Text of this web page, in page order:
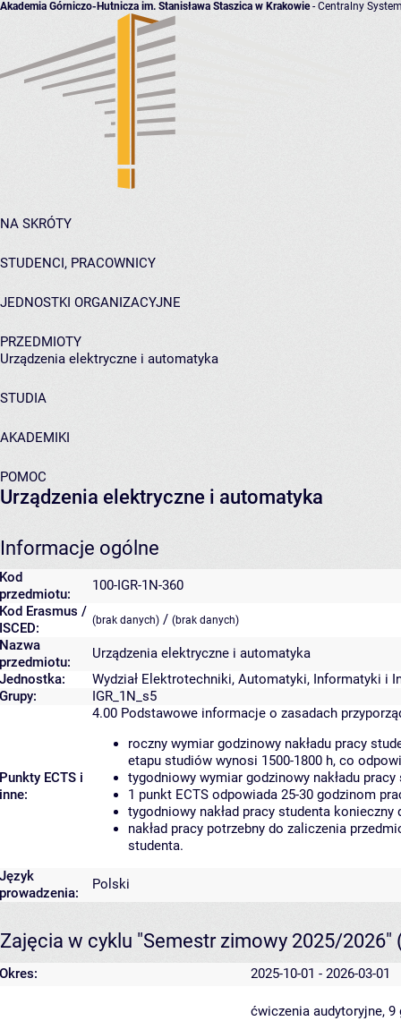
Akademia Górniczo-Hutnicza im. Stanisława Staszica w Krakowie- Centralny
NA SKRÓTY
STUDENCI, PRACOWNICY
JEDNOSTKI ORGANIZACYJNE
PRZEDMIOTY
Urządzenia elektryczne i automatyka
STUDIA
AKADEMIKI
POMOC
Urządzenia elektryczne i automatyka
Informacje ogólne
Kod
przedmiotu:
100-IGR-1N-360
Kod Erasmus /
ISCED:
(brak danych) / (brak danych)
Nazwa
przedmiotu:
Urządzenia elektryczne i automatyka
Jednostka:
Wydział Elektrotechniki, Automatyki, Informatyki i
Grupy:
IGR_1N_s5
Punkty ECTS i
inne:
4.00 Podstawowe informacje o zasadach
roczny wymiar godzinowy nakładu pracy
etapu studiów wynosi 1500-1800 h, co
tygodniowy wymiar godzinowy nakładu
1 punkt ECTS odpowiada 25-30 godzinom
tygodniowy nakład pracy studenta
nakład pracy potrzebny do zaliczenia
studenta.
Język
prowadzenia:
Polski
Zajęcia w cyklu "Semestr zimowy 2025/2026"
Okres: 2025-10-01 - 2026-03-01
ćwiczenia audytoryjne,